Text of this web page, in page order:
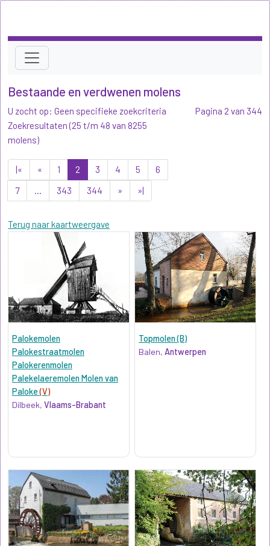
Bestaande en verdwenen molens
U zocht op: Geen specifieke zoekcriteria
Zoekresultaten (25 t/m 48 van 8255
molens)
|« « 1 2 3 4 5
6
7
... 343 344 » »|
Terug naar kaartweergave
Pagina 2 van 344
Palokemolen
Palokestraatmolen
Palokerenmolen
Palekelaeremolen Molen van
Paloke(V)
Dilbeek, Vlaams-Brabant
Topmolen (B)
Balen,Antwerpen